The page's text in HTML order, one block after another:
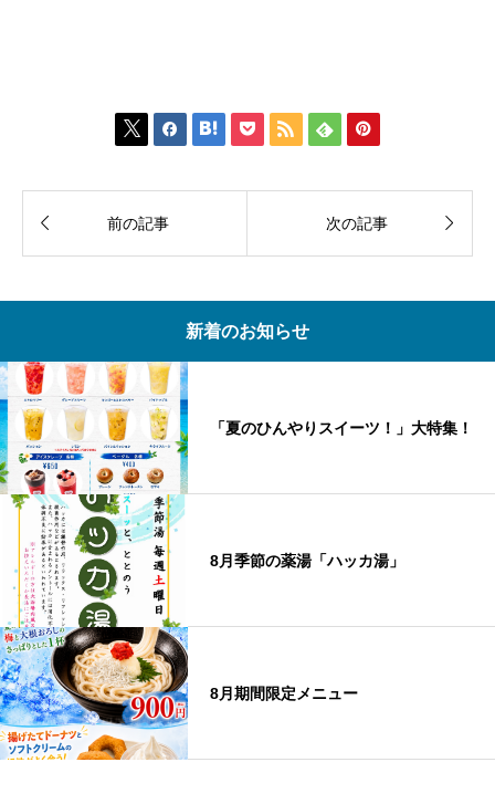
      
 前の記事 次の記事 
新着のお知らせ
「夏のひんやりスイーツ！」大特集！
8月季節の薬湯「ハッカ湯」
8月期間限定メニュー